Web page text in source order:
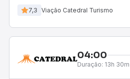
7,3 Viação Catedral Turismo
04:00
Duração: 13h 30m